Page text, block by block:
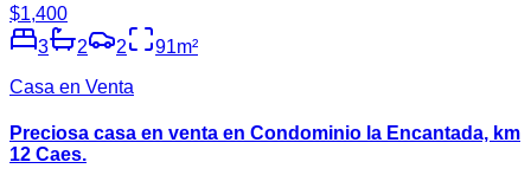
$1,400
3
2 2 91m²
Casa en Venta
Preciosa casa en venta en Condominio la Encantada, km
12 Caes.